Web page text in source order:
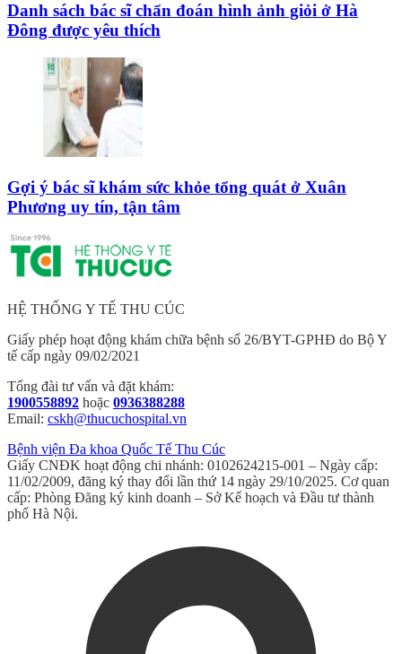
Danh sách bác sĩ chẩn đoán hình ảnh giỏi ở Hà
Đông được yêu thích
Gợi ý bác sĩ khám sức khỏe tổng quát ở Xuân
Phương uy tín, tận tâm
HỆ THỐNG Y TẾ THU CÚC
Giấy phép hoạt động khám chữa bệnh số 26/BYT-GPHĐ do Bộ Y
tế cấp ngày 09/02/2021
Tổng đài tư vấn và đặt khám:
1900558892 hoặc 0936388288
Email: cskh@thucuchospital.vn
Bệnh viện Đa khoa Quốc Tế Thu Cúc
Giấy CNĐK hoạt động chi nhánh: 0102624215-001 – Ngày cấp:
11/02/2009, đăng ký thay đổi lần thứ 14 ngày 29/10/2025. Cơ quan
cấp: Phòng Đăng ký kinh doanh – Sở Kế hoạch và Đầu tư thành
phố Hà Nội.